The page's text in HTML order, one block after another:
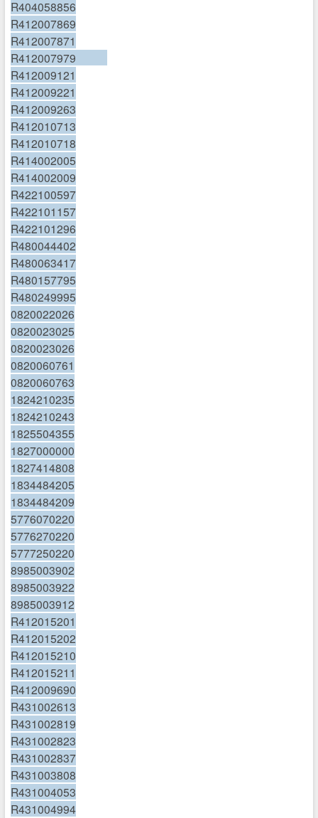
R404058856
R412007869
R412007871
R412007979
R412009121
R412009221
R412009263
R412010713
R412010718
R414002005
R414002009
R422100597
R422101157
R422101296
R480044402
R480063417
R480157795
R480249995
0820022026
0820023025
0820023026
0820060761
0820060763
1824210235
1824210243
1825504355
1827000000
1827414808
1834484205
1834484209
5776070220
5776270220
5777250220
8985003902
8985003922
8985003912
R412015201
R412015202
R412015210
R412015211
R412009690
R431002613
R431002819
R431002823
R431002837
R431003808
R431004053
R431004994